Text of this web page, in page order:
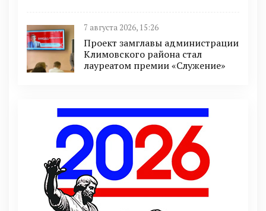
7 августа 2026, 15:26
Проект замглавы администрации
Климовского района стал
лауреатом премии «Служение»